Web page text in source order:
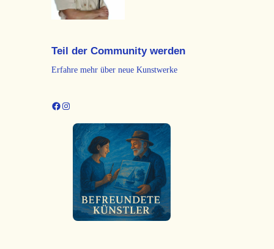
Teil der Community werden
Erfahre mehr über neue Kunstwerke
Facebook Instagram